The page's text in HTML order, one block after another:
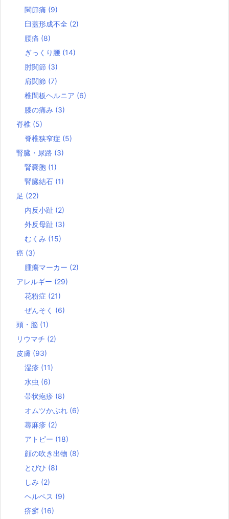
関節痛 (9)
臼蓋形成不全 (2)
腰痛 (8)
ぎっくり腰 (14)
肘関節 (3)
肩関節 (7)
椎間板ヘルニア (6)
膝の痛み (3)
脊椎 (5)
脊椎狭窄症 (5)
腎臓・尿路 (3)
腎嚢胞 (1)
腎臓結石 (1)
足 (22)
内反小趾 (2)
外反母趾 (3)
むくみ (15)
癌 (3)
腫瘍マーカー (2)
アレルギー (29)
花粉症 (21)
ぜんそく (6)
頭・脳 (1)
リウマチ (2)
皮膚 (93)
湿疹 (11)
水虫 (6)
帯状疱疹 (8)
オムツかぶれ (6)
蕁麻疹 (2)
アトピー (18)
顔の吹き出物 (8)
とびひ (8)
しみ (2)
ヘルペス (9)
疥癬 (16)